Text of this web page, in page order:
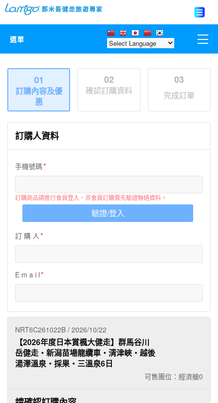
選單
那米哥莊園
中國
日本
歐美紐澳
台灣
夯講座
01
訂購內容及優
惠
02
確認訂購資料
03
完成訂單
訂購人資料
手機號碼
訂購商品請進行會員登入，非會員訂購需先驗證聯絡資料。
驗證/登入
訂 購 人
E m a i l
NRT6C261022B / 2026/10/22
可售團位：經濟艙0
【2026年度日本賞楓大健走】群馬谷川
岳健走‧新潟苗場龍纜車‧清津峽‧越後
湯澤溫泉‧採果‧三溫泉6日